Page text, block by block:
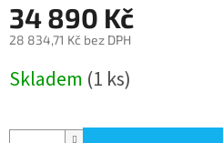
34 890 Kč
28 834,71 Kč bez DPH
cena:
Skladem (1 ks)